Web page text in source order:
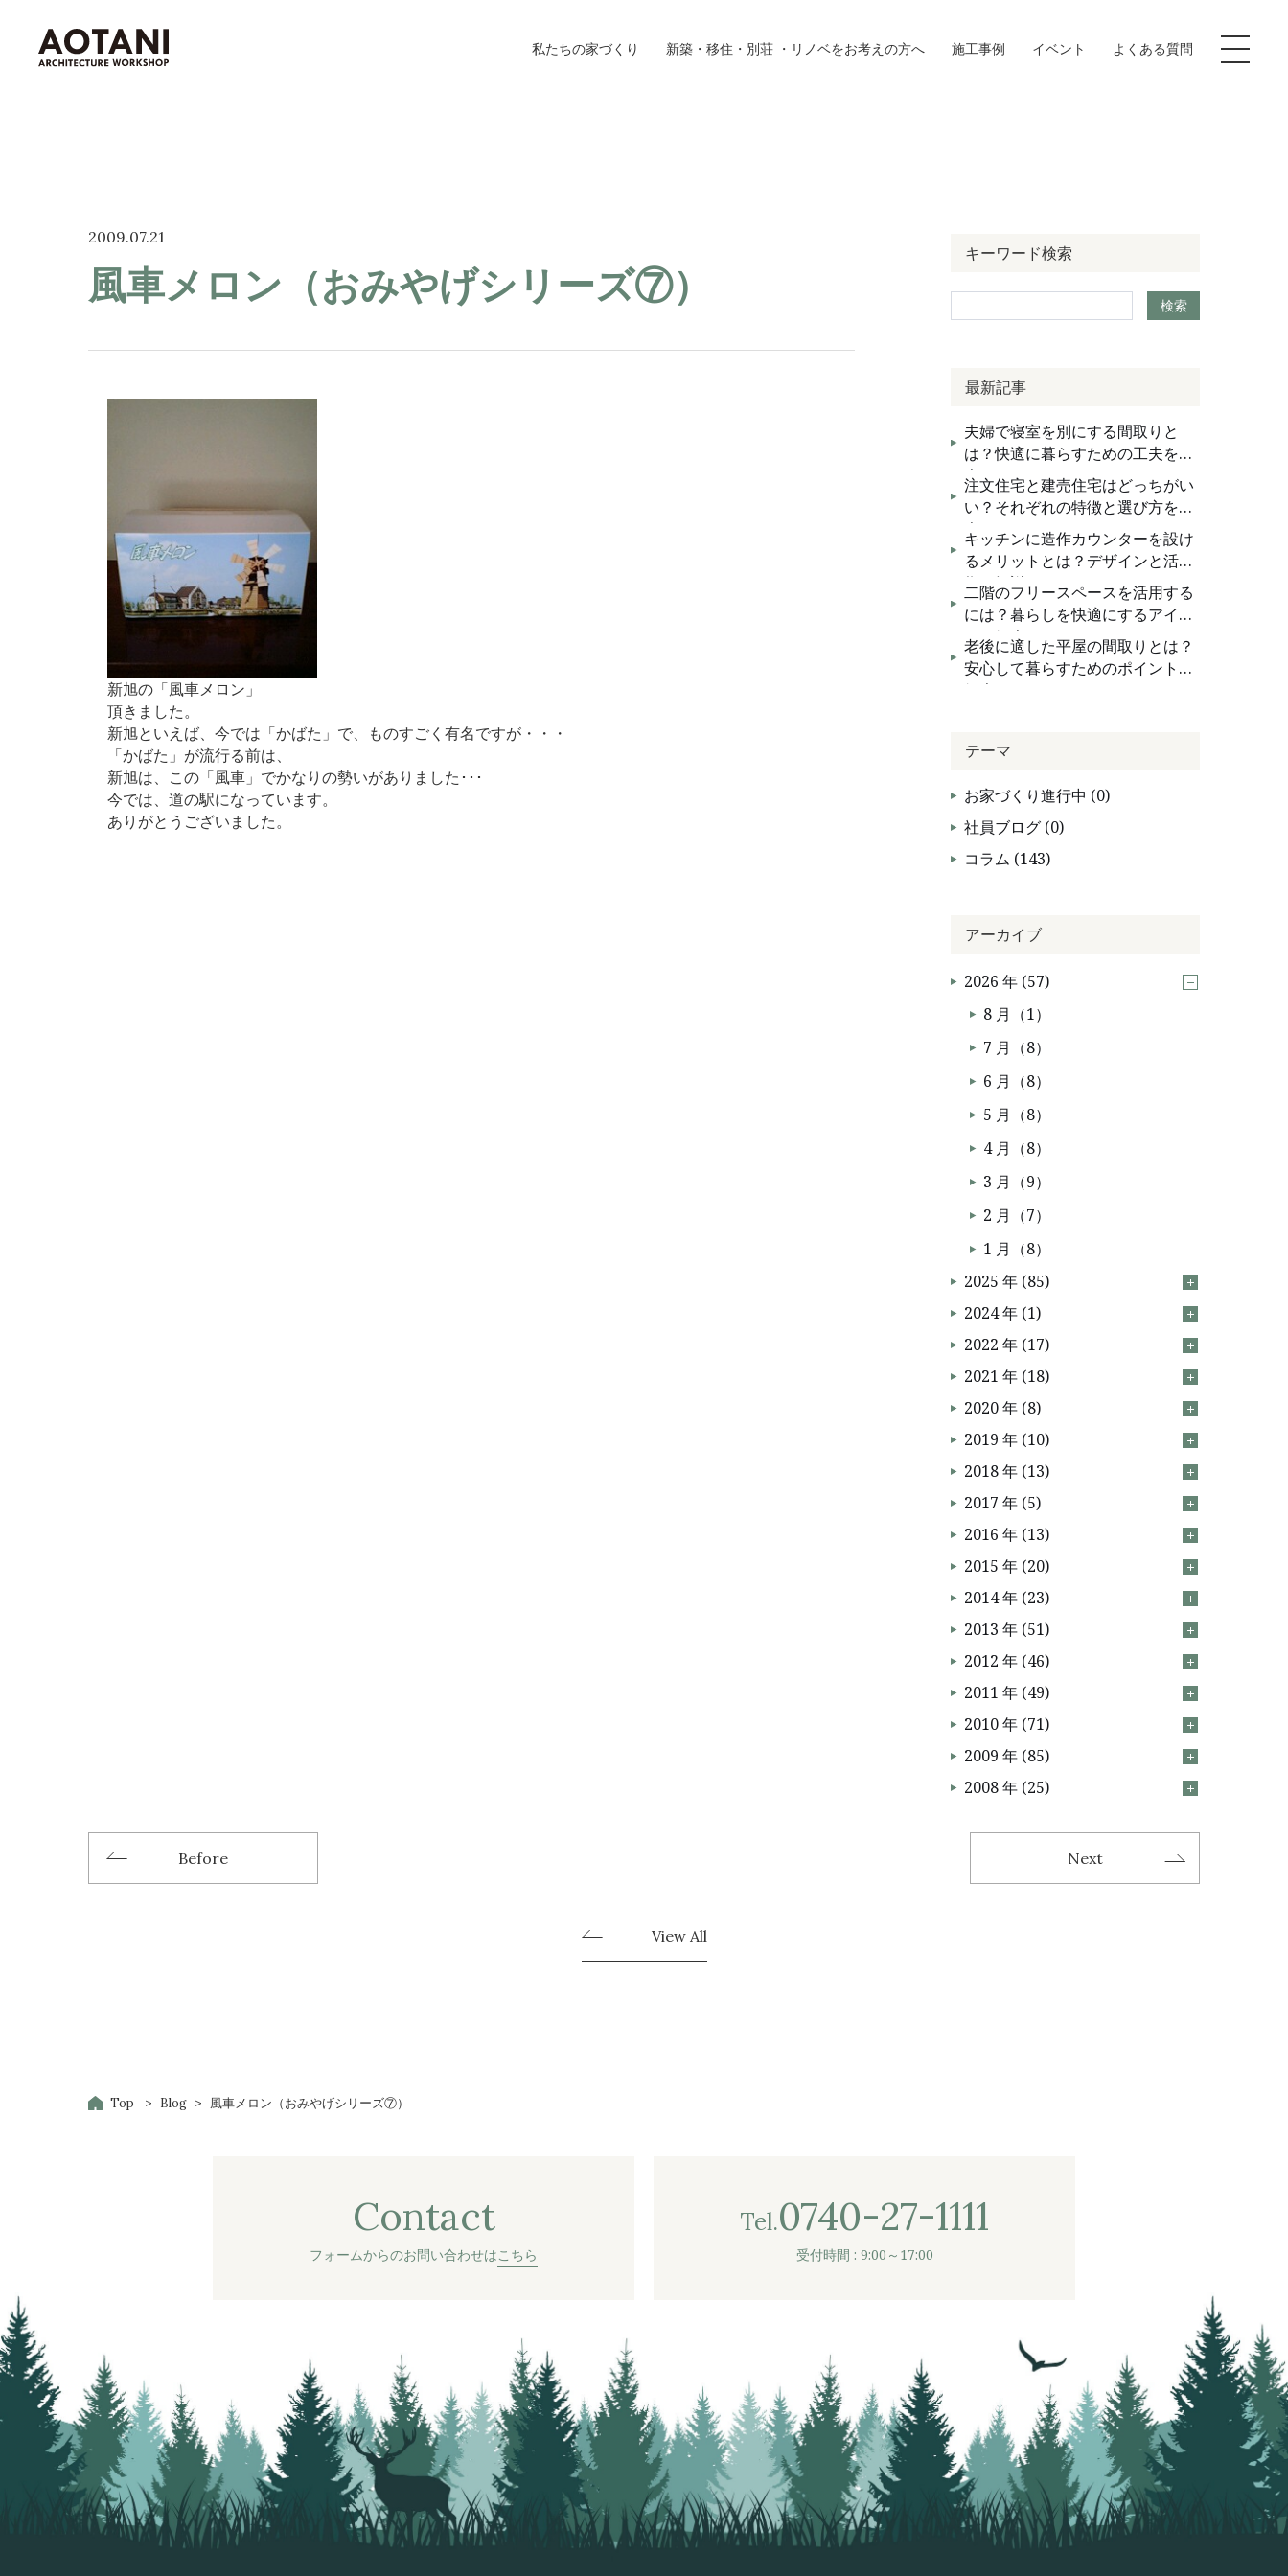
私たちの家づくり 新築・移住・別荘 ・リノベをお考えの方へ 施工事例 イベント よくある質問
家づくりの流れ
リノベをお考えの方へ
高島市を知る
よくある質問
新築・移住・土地・別荘をご検討の方へ
お問い合わせ
2009.07.21
風車メロン（おみやげシリーズ⑦）
新旭の「風車メロン」
頂きました。
新旭といえば、今では「かばた」で、ものすごく有名ですが・・・
「かばた」が流行る前は、
新旭は、この「風車」でかなりの勢いがありました･･･
今では、道の駅になっています。
ありがとうございました。
キーワード検索
検索
最新記事
夫婦で寝室を別にする間取りと
は？快適に暮らすための工夫を紹
介
注文住宅と建売住宅はどっちがい
い？それぞれの特徴と選び方を紹
介
キッチンに造作カウンターを設け
るメリットとは？デザインと活用
術を解説！
二階のフリースペースを活用する
には？暮らしを快適にするアイデ
アを紹介
老後に適した平屋の間取りとは？
安心して暮らすためのポイントを
紹介
テーマ
お家づくり進行中 (0)
社員ブログ (0)
コラム (143)
アーカイブ
2026 年 (57)
8 月（1）
7 月（8）
6 月（8）
5 月（8）
4 月（8）
3 月（9）
2 月（7）
1 月（8）
2025 年 (85)
2024 年 (1)
2022 年 (17)
2021 年 (18)
2020 年 (8)
2019 年 (10)
2018 年 (13)
2017 年 (5)
2016 年 (13)
2015 年 (20)
2014 年 (23)
2013 年 (51)
2012 年 (46)
2011 年 (49)
2010 年 (71)
2009 年 (85)
2008 年 (25)
Before Next
View All
Top Blog 風車メロン（おみやげシリーズ⑦）
Contact
フォームからのお問い合わせはこちら
Tel.0740-27-1111
受付時間 : 9:00～17:00